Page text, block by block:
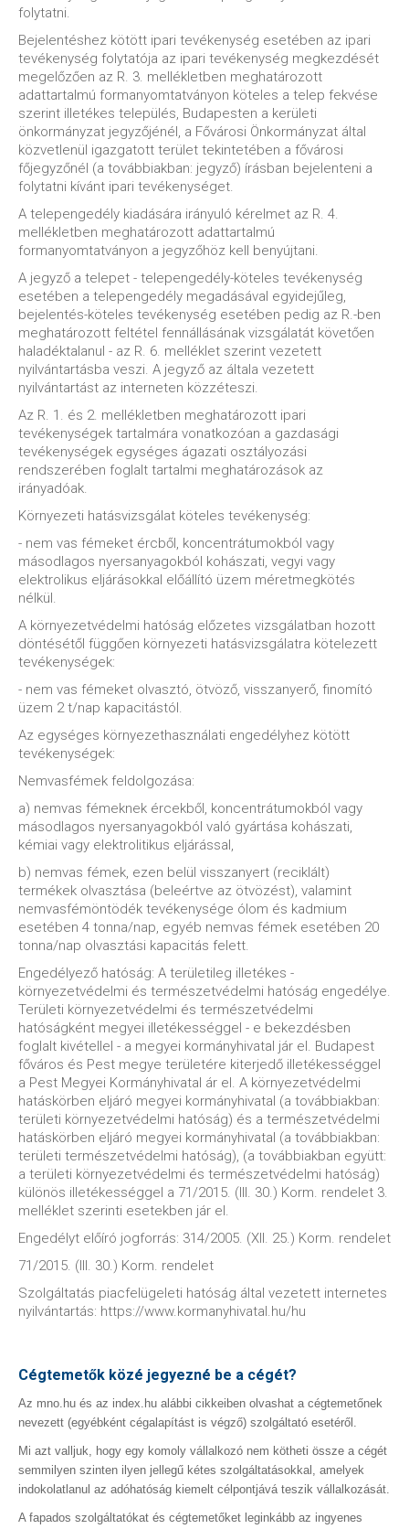
folytatni.
Bejelentéshez kötött ipari tevékenység esetében az ipari
tevékenység folytatója az ipari tevékenység megkezdését
megelőzően az R. 3. mellékletben meghatározott
adattartalmú formanyomtatványon köteles a telep fekvése
szerint illetékes település, Budapesten a kerületi
önkormányzat jegyzőjénél, a Fővárosi Önkormányzat által
közvetlenül igazgatott terület tekintetében a fővárosi
főjegyzőnél (a továbbiakban: jegyző) írásban bejelenteni a
folytatni kívánt ipari tevékenységet.
A telepengedély kiadására irányuló kérelmet az R. 4.
mellékletben meghatározott adattartalmú
formanyomtatványon a jegyzőhöz kell benyújtani.
A jegyző a telepet - telepengedély-köteles tevékenység
esetében a telepengedély megadásával egyidejűleg,
bejelentés-köteles tevékenység esetében pedig az R.-ben
meghatározott feltétel fennállásának vizsgálatát követően
haladéktalanul - az R. 6. melléklet szerint vezetett
nyilvántartásba veszi. A jegyző az általa vezetett
nyilvántartást az interneten közzéteszi.
Az R. 1. és 2. mellékletben meghatározott ipari
tevékenységek tartalmára vonatkozóan a gazdasági
tevékenységek egységes ágazati osztályozási
rendszerében foglalt tartalmi meghatározások az
irányadóak.
Környezeti hatásvizsgálat köteles tevékenység:
- nem vas fémeket ércből, koncentrátumokból vagy
másodlagos nyersanyagokból kohászati, vegyi vagy
elektrolikus eljárásokkal előállító üzem méretmegkötés
nélkül.
A környezetvédelmi hatóság előzetes vizsgálatban hozott
döntésétől függően környezeti hatásvizsgálatra kötelezett
tevékenységek:
- nem vas fémeket olvasztó, ötvöző, visszanyerő, finomító
üzem 2 t/nap kapacitástól.
Az egységes környezethasználati engedélyhez kötött
tevékenységek:
Nemvasfémek feldolgozása:
a) nemvas fémeknek ércekből, koncentrátumokból vagy
másodlagos nyersanyagokból való gyártása kohászati,
kémiai vagy elektrolitikus eljárással,
b) nemvas fémek, ezen belül visszanyert (reciklált)
termékek olvasztása (beleértve az ötvözést), valamint
nemvasfémöntödék tevékenysége ólom és kadmium
esetében 4 tonna/nap, egyéb nemvas fémek esetében 20
tonna/nap olvasztási kapacitás felett.
Engedélyező hatóság: A területileg illetékes -
környezetvédelmi és természetvédelmi hatóság engedélye.
Területi környezetvédelmi és természetvédelmi
hatóságként megyei illetékességgel - e bekezdésben
foglalt kivétellel - a megyei kormányhivatal jár el. Budapest
főváros és Pest megye területére kiterjedő illetékességgel
a Pest Megyei Kormányhivatal ár el. A környezetvédelmi
hatáskörben eljáró megyei kormányhivatal (a továbbiakban:
területi környezetvédelmi hatóság) és a természetvédelmi
hatáskörben eljáró megyei kormányhivatal (a továbbiakban:
területi természetvédelmi hatóság), (a továbbiakban együtt:
a területi környezetvédelmi és természetvédelmi hatóság)
különös illetékességgel a 71/2015. (III. 30.) Korm. rendelet 3.
melléklet szerinti esetekben jár el.
Engedélyt előíró jogforrás: 314/2005. (XII. 25.) Korm. rendelet
71/2015. (III. 30.) Korm. rendelet
Szolgáltatás piacfelügeleti hatóság által vezetett internetes
nyilvántartás: https://www.kormanyhivatal.hu/hu
Cégtemetők közé jegyezné be a cégét?
Az mno.hu és az index.hu alábbi cikkeiben olvashat a cégtemetőnek
nevezett (egyébként cégalapítást is végző) szolgáltató esetéről.
Mi azt valljuk, hogy egy komoly vállalkozó nem kötheti össze a cégét
semmilyen szinten ilyen jellegű kétes szolgáltatásokkal, amelyek
indokolatlanul az adóhatóság kiemelt célpontjává teszik vállalkozását.
A fapados szolgáltatókat és cégtemetőket leginkább az ingyenes